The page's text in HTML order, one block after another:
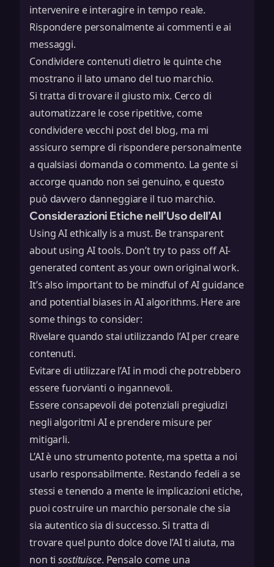
intervenire e interagire in tempo reale.
Rispondere personalmente ai commenti e ai
messaggi.
Condividere contenuti dietro le quinte che
mostrano il lato umano del tuo marchio.
Si tratta di trovare il giusto mix. Cerco di
automatizzare le cose ripetitive, come
condividere vecchi post del blog, ma mi
assicuro sempre di rispondere personalmente
a qualsiasi domanda o commento. La gente si
accorge quando non sei genuino, e questo
può davvero danneggiare il tuo marchio.
Considerazioni Etiche nell’Uso dell’AI
Using AI ethically is a must. Be transparent
about using AI tools. Don’t try to pass off AI-
generated content as your own original work.
It’s also important to be mindful ofAI guidance
and potential biases in AI algorithms. Here are
some things to consider:
Rivelare quando stai utilizzando l’AI per creare
contenuti.
Evitare di utilizzare l’AI in modi che potrebbero
essere fuorvianti o ingannevoli.
Essere consapevoli dei potenziali pregiudizi
negli algoritmi AI e prendere misure per
mitigarli.
L’AI è uno strumento potente, ma spetta a noi
usarlo responsabilmente. Restando fedeli a se
stessi e tenendo a mente le implicazioni etiche,
puoi costruire un marchio personale che sia
sia autentico sia di successo. Si tratta di
trovare quel punto dolce dove l’AI ti aiuta, ma
non tisostituisce. Pensalo come una